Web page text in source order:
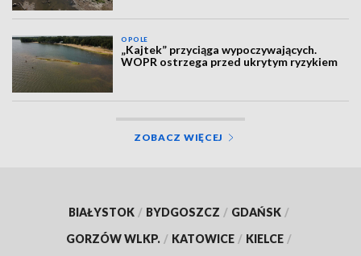
OPOLE
„Kajtek” przyciąga wypoczywających.
WOPR ostrzega przed ukrytym ryzykiem
ZOBACZ WIĘCEJ
BIAŁYSTOK / BYDGOSZCZ / GDAŃSK /
GORZÓW WLKP. / KATOWICE / KIELCE /